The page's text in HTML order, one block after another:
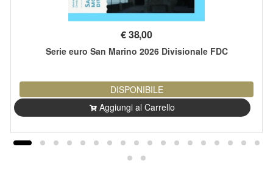
€38,00
Serie euro San Marino 2026 Divisionale FDC
DISPONIBILE
Aggiungi al Carrello